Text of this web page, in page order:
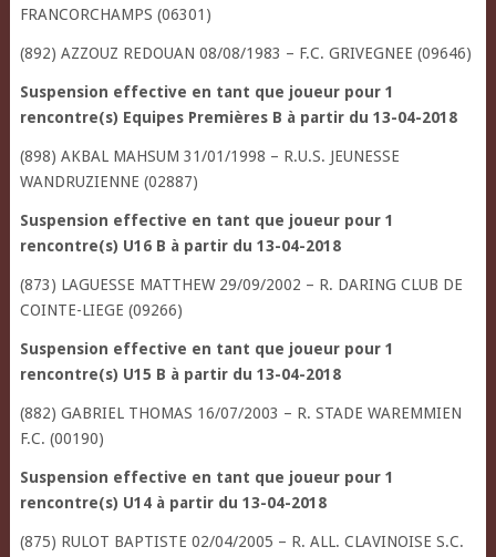
FRANCORCHAMPS (06301)
(892) AZZOUZ REDOUAN 08/08/1983 – F.C. GRIVEGNEE (09646)
Suspension effective en tant que joueur pour 1
rencontre(s) Equipes Premières B à partir du 13-04-2018
(898) AKBAL MAHSUM 31/01/1998 – R.U.S. JEUNESSE
WANDRUZIENNE (02887)
Suspension effective en tant que joueur pour 1
rencontre(s) U16 B à partir du 13-04-2018
(873) LAGUESSE MATTHEW 29/09/2002 – R. DARING CLUB DE
COINTE-LIEGE (09266)
Suspension effective en tant que joueur pour 1
rencontre(s) U15 B à partir du 13-04-2018
(882) GABRIEL THOMAS 16/07/2003 – R. STADE WAREMMIEN
F.C. (00190)
Suspension effective en tant que joueur pour 1
rencontre(s) U14 à partir du 13-04-2018
(875) RULOT BAPTISTE 02/04/2005 – R. ALL. CLAVINOISE S.C.